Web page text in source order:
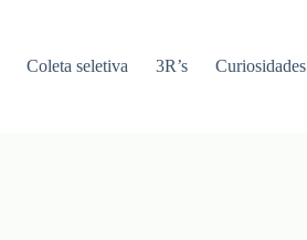
Coleta seletiva 3R’s Curiosidades